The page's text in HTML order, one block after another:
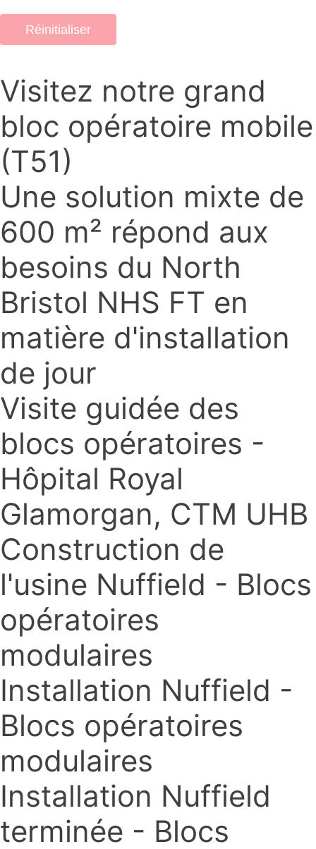
Réinitialiser
Visitez notre grand
bloc opératoire mobile
(T51)
Une solution mixte de
600 m² répond aux
besoins du North
Bristol NHS FT en
matière d'installation
de jour
Visite guidée des
blocs opératoires -
Hôpital Royal
Glamorgan, CTM UHB
Construction de
l'usine Nuffield - Blocs
opératoires
modulaires
Installation Nuffield -
Blocs opératoires
modulaires
Installation Nuffield
terminée - Blocs